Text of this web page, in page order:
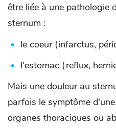
être liée à une pathologie
sternum :
le coeur (infarctus,
l'estomac (reflux,
Mais une douleur au
parfois le symptôme
organes thoraciques ou